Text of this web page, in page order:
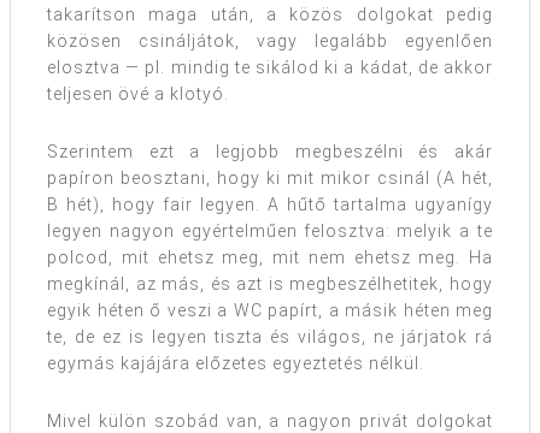
takarítson maga után, a közös dolgokat pedig
közösen csináljátok, vagy legalább egyenlően
elosztva — pl. mindig te sikálod ki a kádat, de akkor
teljesen övé a klotyó.
Szerintem ezt a legjobb megbeszélni és akár
papíron beosztani, hogy ki mit mikor csinál (A hét,
B hét), hogy fair legyen. A hűtő tartalma ugyanígy
legyen nagyon egyértelműen felosztva: melyik a te
polcod, mit ehetsz meg, mit nem ehetsz meg. Ha
megkínál, az más, és azt is megbeszélhetitek, hogy
egyik héten ő veszi a WC papírt, a másik héten meg
te, de ez is legyen tiszta és világos, ne járjatok rá
egymás kajájára előzetes egyeztetés nélkül.
Mivel külön szobád van, a nagyon privát dolgokat